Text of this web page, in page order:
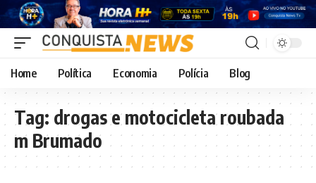
Home Política Economia Polícia Blog
Tag: drogas e motocicleta roubada
m Brumado